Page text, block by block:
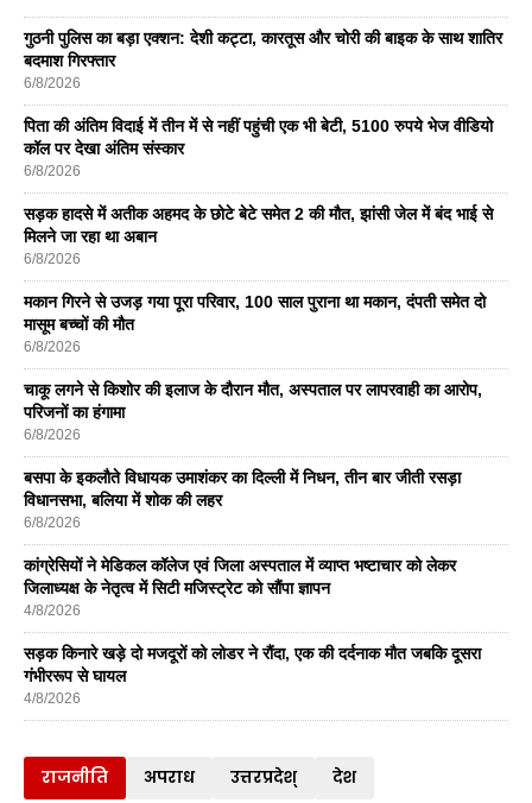
गुठनी पुलिस का बड़ा एक्शन: देशी कट्टा, कारतूस और चोरी की बाइक के साथ शातिर
बदमाश गिरफ्तार
6/8/2026
पिता की अंतिम विदाई में तीन में से नहीं पहुंची एक भी बेटी, 5100 रुपये भेज वीडियो
कॉल पर देखा अंतिम संस्कार
6/8/2026
सड़क हादसे में अतीक अहमद के छोटे बेटे समेत 2 की मौत, झांसी जेल में बंद भाई से
मिलने जा रहा था अबान
6/8/2026
मकान गिरने से उजड़ गया पूरा परिवार, 100 साल पुराना था मकान, दंपती समेत दो
मासूम बच्चों की मौत
6/8/2026
चाकू लगने से किशोर की इलाज के दौरान मौत, अस्पताल पर लापरवाही का आरोप,
परिजनों का हंगामा
6/8/2026
बसपा के इकलाैते विधायक उमाशंकर का दिल्ली में निधन, तीन बार जीती रसड़ा
विधानसभा, बलिया में शोक की लहर
6/8/2026
कांग्रेसियों ने मेडिकल कॉलेज एवं जिला अस्पताल में व्याप्त भष्टाचार को लेकर
जिलाध्यक्ष के नेतृत्व में सिटी मजिस्ट्रेट को सौंपा ज्ञापन
4/8/2026
सड़क किनारे खड़े दो मजदूरों को लोडर ने रौंदा, एक की दर्दनाक मौत जबकि दूसरा
गंभीररूप से घायल
4/8/2026
राजनीति अपराध उत्तरप्रदेश् देश